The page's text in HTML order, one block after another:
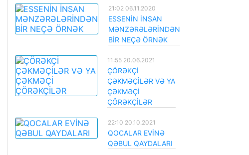
21:02 06.11.2020
ESSENİN İNSAN
MƏNZƏRƏLƏRİNDƏN
BİR NEÇƏ ÖRNƏK
11:55 20.06.2021
ÇÖRƏKÇİ
ÇƏKMƏÇİLƏR VƏ YA
ÇƏKMƏÇİ
ÇÖRƏKÇİLƏR
22:10 20.10.2021
QOCALAR EVİNƏ
QƏBUL QAYDALARI